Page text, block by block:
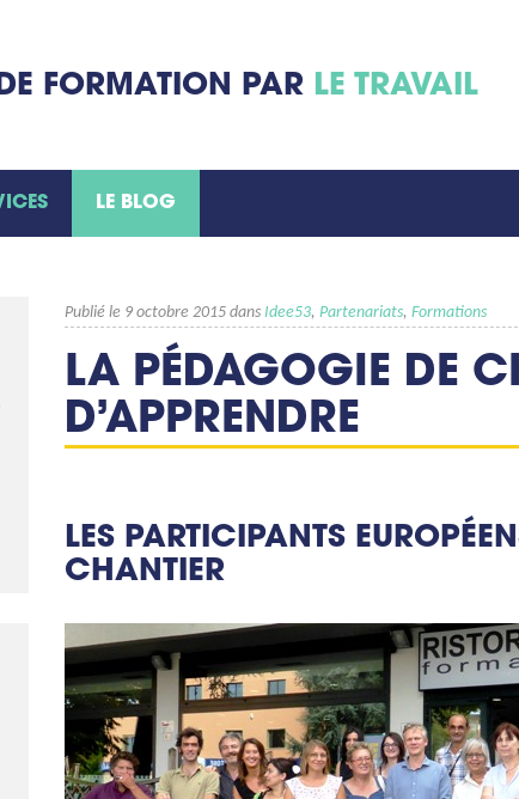
FORMATION PAR LE TRAVAIL
LE BLOG
Publié le 9 octobre 2015 dans Idee53, Partenariats, Formations
LA PÉDAGOGIE DE
D’APPRENDRE
LES PARTICIPANTS
CHANTIER